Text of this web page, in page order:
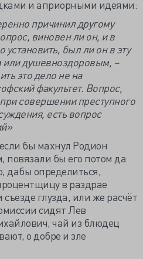
и априорными идеями:
причинил другому
виновен ли он, и в
установить, был ли он в эту
душевноздоровым, –
это дело не на
факультет. Вопрос,
совершении преступного
есть вопрос
бы махнул Родион
повязали бы его потом да
дабы определиться,
в раздрае
глузда, или же расчёт
сидят Лев
чай из блюдец
о добре и зле